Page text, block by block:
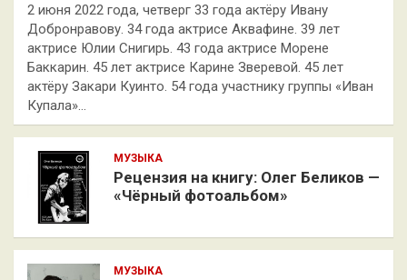
2 июня 2022 года, четверг 33 года актёру Ивану
Добронравову. 34 года актрисе Аквафине. 39 лет
актрисе Юлии Снигирь. 43 года актрисе Морене
Баккарин. 45 лет актрисе Карине Зверевой. 45 лет
актёру Закари Куинто. 54 года участнику группы «Иван
Купала»…
МУЗЫКА
Рецензия на книгу: Олег Беликов —
«Чёрный фотоальбом»
МУЗЫКА